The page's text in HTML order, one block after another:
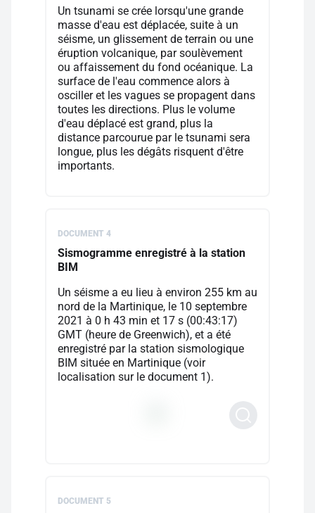
Un tsunami se crée lorsqu'une grande
masse d'eau est déplacée, suite à un
séisme, un glissement de terrain ou une
éruption volcanique, par soulèvement
ou affaissement du fond océanique. La
surface de l'eau commence alors à
osciller et les vagues se propagent dans
toutes les directions. Plus le volume
d'eau déplacé est grand, plus la
distance parcourue par le tsunami sera
longue, plus les dégâts risquent d'être
importants.
DOCUMENT 4
Sismogramme enregistré à la station
BIM
Un séisme a eu lieu à environ 255 km au
nord de la Martinique, le 10 septembre
2021 à 0 h 43 min et 17 s (00:43:17)
GMT (heure de Greenwich), et a été
enregistré par la station sismologique
BIM située en Martinique (voir
localisation sur le document 1).
DOCUMENT 5